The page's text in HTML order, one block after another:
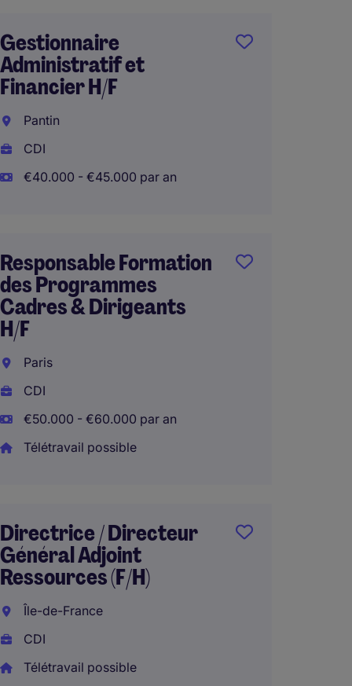
Gestionnaire
Administratif et
Financier H/F
Pantin
CDI
€40.000 - €45.000 par an
Responsable Formation
des Programmes
Cadres & Dirigeants
H/F
Paris
CDI
€50.000 - €60.000 par an
Télétravail possible
Directrice / Directeur
Général Adjoint
Ressources (F/H)
Île-de-France
CDI
Télétravail possible